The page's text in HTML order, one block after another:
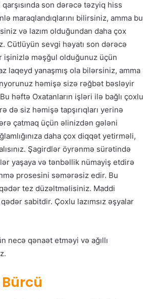
son dərəcə təzyiq hiss
maraqlandıqlarını bilirsiniz, amma bu
və lazım olduğundan daha çox
Cütlüyün sevgi həyatı son dərəcə
işinizlə məşğul olduğunuz üçün
laqeyd yanaşmış ola bilərsiniz, amma
həmişə sizə rəğbət bəsləyir
həftə Oxatanların işləri ilə bağlı çoxlu
də siz həmişə tapşırıqları yerinə
çatmaq üçün əlinizdən gələni
daha çox diqqət yetirməli,
Şagirdlər öyrənmə sürətində
yaşaya və tənbəllik nümayiş etdirə
prosesini səmərəsiz edir. Bu
tez düzəltməlisiniz. Maddi
sabitdir. Çoxlu lazımsız əşyalar
necə qənaət etməyi və ağıllı
Bürcü